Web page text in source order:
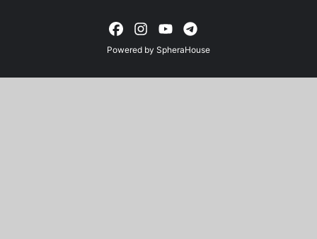
Powered by SpheraHouse